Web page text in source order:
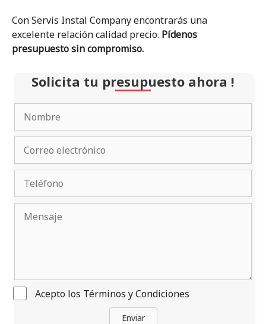
Con Servis Instal Company encontrarás una
excelente relación calidad precio. Pídenos
presupuesto sin compromiso.
Solicita tu presupuesto ahora !
Acepto los Términos y Condiciones
Enviar